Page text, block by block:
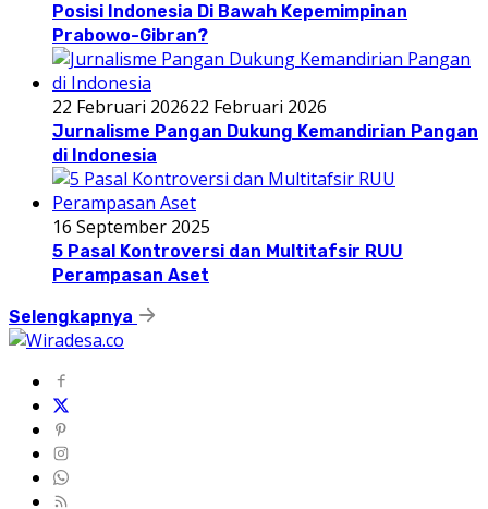
Posisi Indonesia Di Bawah Kepemimpinan
Prabowo-Gibran?
22 Februari 202622 Februari 2026
Jurnalisme Pangan Dukung Kemandirian Pangan
di Indonesia
16 September 2025
5 Pasal Kontroversi dan Multitafsir RUU
Perampasan Aset
Selengkapnya